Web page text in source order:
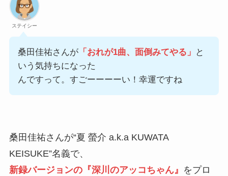
ステイシー
桑田佳祐さんが「おれが1曲、面倒みてやる」
と
いう気持ちになった
んですって。すごーーーーい！幸運ですね
桑田佳祐さんが“夏 螢介 a.k.a KUWATA
KEISUKE”名義で、
新録バージョンの『深川のアッコちゃん』 をプロ